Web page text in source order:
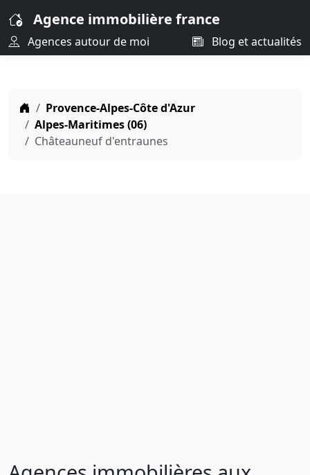
Agence immobilière france
Agences autour de moi Blog et actualités
Provence-Alpes-Côte d'Azur
Alpes-Maritimes (06)
Châteauneuf d'entraunes